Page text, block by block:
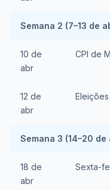
Semana 2 (7–13 de
10 de
abr
CPI de
12 de
abr
Semana 3 (14–20 de
18 de
abr
Sexta-